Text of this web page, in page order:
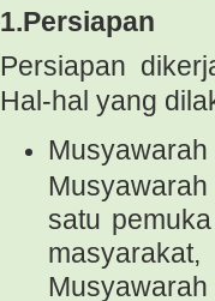
1.Persiapan
Persiapan
Hal-hal yang
satu